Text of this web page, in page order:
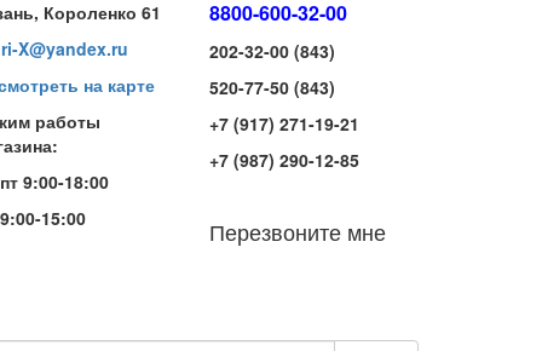
Короленко 61
X@yandex.ru
на карте
работы
9:00-18:00
15:00
8800-600-32-00
202-32-00 (843)
520-77-50 (843)
+7 (917) 271-19-21
+7 (987) 290-12-85
Перезвоните мне